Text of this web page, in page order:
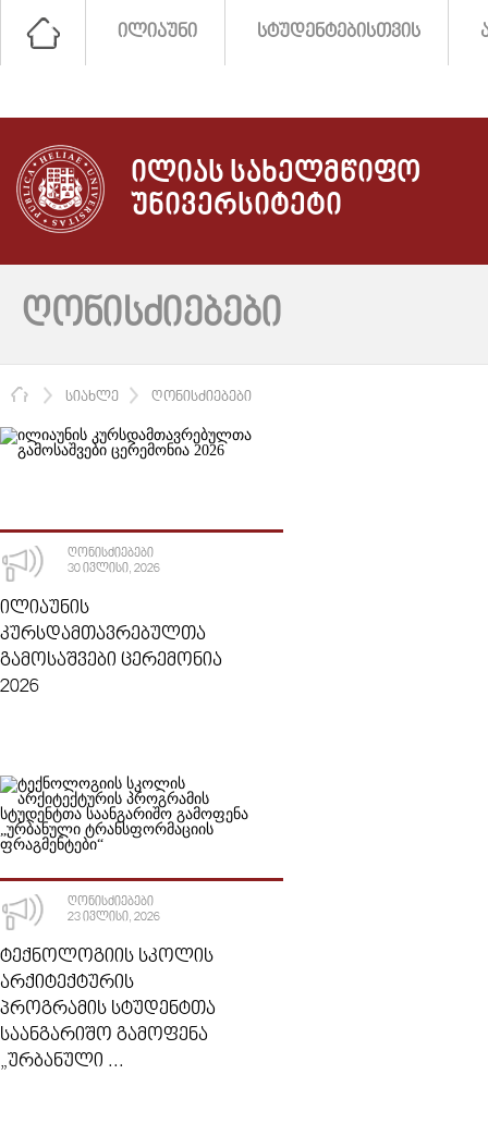
ᲘᲚᲘᲐᲣᲜᲘ ᲡᲢᲣᲓᲔᲜᲢᲔᲑᲘᲡᲗᲕᲘᲡ
ᲘᲚᲘᲐᲡ ᲡᲐᲮᲔᲚᲛᲬᲘᲤᲝ
ᲣᲜᲘᲕᲔᲠᲡᲘᲢᲔᲢᲘ
ᲦᲝᲜᲘᲡᲫᲘᲔᲑᲔᲑᲘ
ᲛᲗᲐᲕᲐᲠᲘ
ᲡᲘᲐᲮᲚᲔ ᲦᲝᲜᲘᲡᲫᲘᲔᲑᲔᲑᲘ
ᲦᲝᲜᲘᲡᲫᲘᲔᲑᲔᲑᲘ
30 ᲘᲕᲚᲘᲡᲘ, 2026
ᲘᲚᲘᲐᲣᲜᲘᲡ
ᲙᲣᲠᲡᲓᲐᲛᲗᲐᲕᲠᲔᲑᲣᲚᲗᲐ
ᲒᲐᲛᲝᲡᲐᲨᲕᲔᲑᲘ ᲪᲔᲠᲔᲛᲝᲜᲘᲐ
2026
ᲦᲝᲜᲘᲡᲫᲘᲔᲑᲔᲑᲘ
23 ᲘᲕᲚᲘᲡᲘ, 2026
ᲢᲔᲥᲜᲝᲚᲝᲒᲘᲘᲡ ᲡᲙᲝᲚᲘᲡ
ᲐᲠᲥᲘᲢᲔᲥᲢᲣᲠᲘᲡ
ᲞᲠᲝᲒᲠᲐᲛᲘᲡ ᲡᲢᲣᲓᲔᲜᲢᲗᲐ
ᲡᲐᲐᲜᲒᲐᲠᲘᲨᲝ ᲒᲐᲛᲝᲤᲔᲜᲐ
„ᲣᲠᲑᲐᲜᲣᲚᲘ ...